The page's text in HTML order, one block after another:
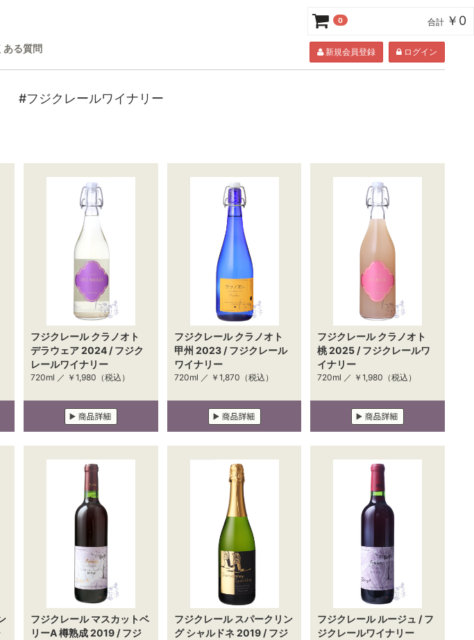
ある質問 新規会員登録 ログイン
#フジクレールワイナリー
フジクレール クラノオト
デラウェア 2024 / フジク
レールワイナリー
720ml ／ ￥1,980 （税込）
フジクレール クラノオト
甲州 2023 / フジクレール
ワイナリー
720ml ／ ￥1,870 （税込）
フジクレール クラノオト
桃 2025 / フジクレールワ
イナリー
720ml ／ ￥1,980 （税込）
フジクレール マスカットベ
リーA 樽熟成 2019 / フジ
フジクレール スパークリン
グ シャルドネ 2019 / フジ
フジクレール ルージュ / フ
ジクレールワイナリー
0 合計 ￥0